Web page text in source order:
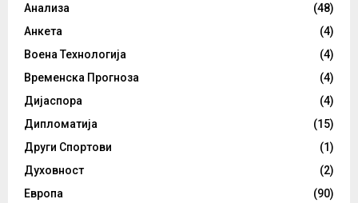
Анализа
(48)
Анкета
(4)
Воена Технологија
(4)
Временска Прогноза
(4)
Дијаспора
(4)
Дипломатија
(15)
Други Спортови
(1)
Духовност
(2)
Европа
(90)